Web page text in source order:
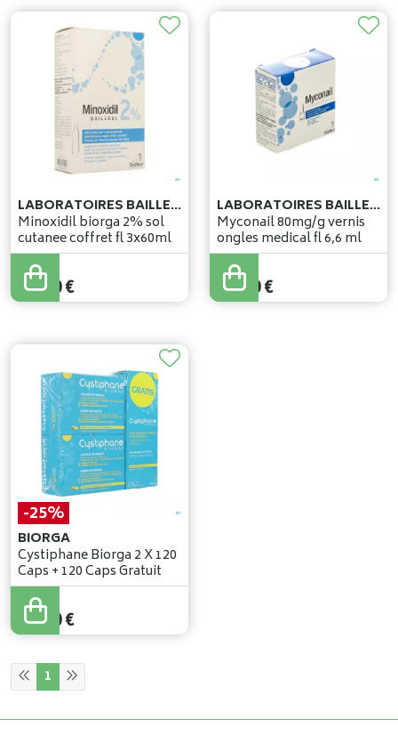
LABORATOIRES BAILLEUL
Minoxidil biorga 2% sol
cutanee coffret fl 3x60ml
33,90€
LABORATOIRES BAILLEUL
Myconail 80mg/g vernis
ongles medical fl 6,6 ml
34,00€
-25%
BIORGA
Cystiphane Biorga 2 X 120
Caps + 120 Caps Gratuit
56,00
42,00€
1